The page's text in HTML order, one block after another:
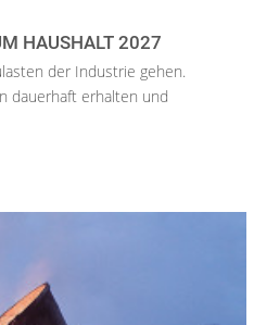
HAUSHALT 2027
der Industrie gehen.
dauerhaft erhalten und